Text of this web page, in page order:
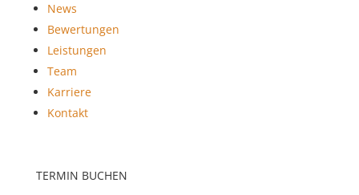
News
Bewertungen
Leistungen
Team
Karriere
Kontakt
TERMIN BUCHEN